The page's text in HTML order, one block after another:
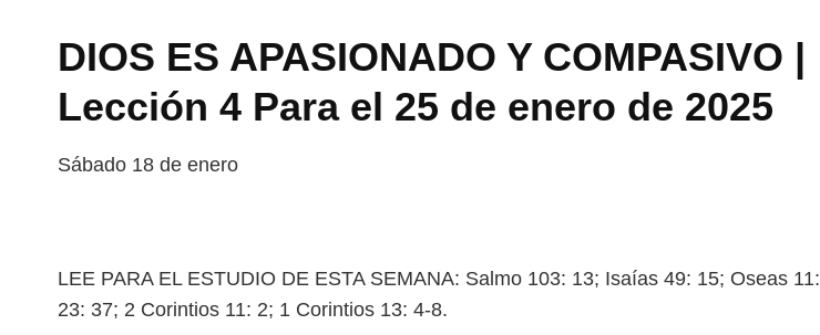
DIOS ES APASIONADO Y COMPASIVO |
Lección 4 Para el 25 de enero de 2025
Sábado 18 de enero
LEE PARA EL ESTUDIO DE ESTA SEMANA: Salmo 103: 13; Isaías 49: 15; Oseas 11:
23: 37; 2 Corintios 11: 2; 1 Corintios 13: 4-8.